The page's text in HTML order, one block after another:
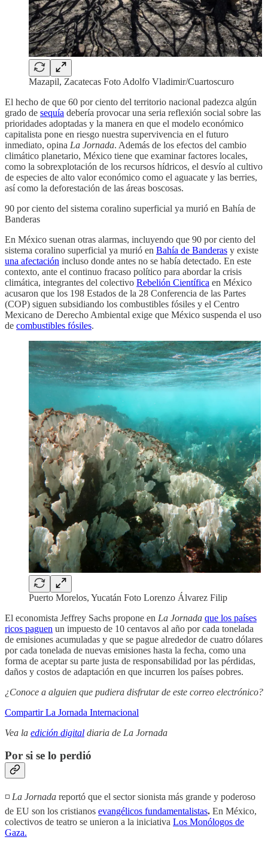
Mazapil, Zacatecas Foto Adolfo Vladimir/Cuartoscuro
El hecho de que 60 por ciento del territorio nacional padezca algún
grado de sequía debería provocar una seria reflexión social sobre las
prioridades adoptadas y la manera en que el modelo económico
capitalista pone en riesgo nuestra supervivencia en el futuro
inmediato, opina La Jornada. Además de los efectos del cambio
climático planetario, México tiene que examinar factores locales,
como la sobrexplotación de los recursos hídricos, el desvío al cultivo
de especies de alto valor económico como el aguacate y las berries,
así como la deforestación de las áreas boscosas.
90 por ciento del sistema coralino superficial ya murió en Bahía de
Banderas
En México suenan otras alarmas, incluyendo que 90 por ciento del
sistema coralino superficial ya murió en Bahía de Banderas y existe
una afectación incluso donde antes no se había detectado. En este
contexto, ante el continuo fracaso político para abordar la crisis
climática, integrantes del colectivo Rebelión Científica en México
acusaron que los 198 Estados de la 28 Conferencia de las Partes
(COP) siguen subsidiando los combustibles fósiles y el Centro
Mexicano de Derecho Ambiental exige que México suspenda el uso
de combustibles fósiles.
Puerto Morelos, Yucatán Foto Lorenzo Álvarez Filip
El economista Jeffrey Sachs propone en La Jornada que los países
ricos paguen un impuesto de 10 centavos al año por cada tonelada
de emisiones acumuladas y que se pague alrededor de cuatro dólares
por cada tonelada de nuevas emisiones hasta la fecha, como una
forma de aceptar su parte justa de responsabilidad por las pérdidas,
daños y costos de adaptación en que incurren los países pobres.
¿Conoce a alguien que pudiera disfrutar de este correo electrónico?
Compartir La Jornada Internacional
Vea la edición digital diaria de La Jornada
Por si se lo perdió
◽️ La Jornada reportó que el sector sionista más grande y poderoso
de EU son los cristianos evangélicos fundamentalistas. En México,
colectivos de teatro se unieron a la iniciativa Los Monólogos de
Gaza.